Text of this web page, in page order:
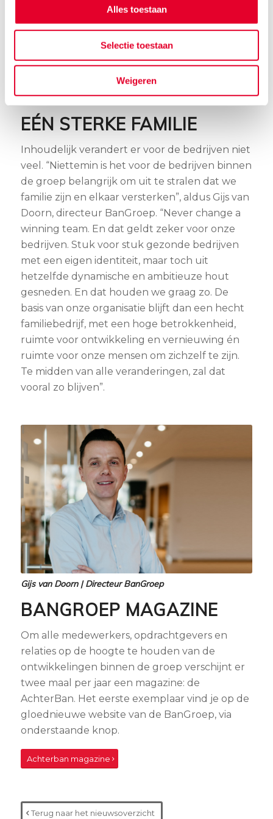
Alles toestaan
Selectie toestaan
Weigeren
projecten en zo kunnen we een groot deel
van de vastgoedketen bedienen.
EÉN STERKE FAMILIE
Inhoudelijk verandert er voor de bedrijven niet
veel. “Niettemin is het voor de bedrijven binnen
de groep belangrijk om uit te stralen dat we
familie zijn en elkaar versterken”, aldus Gijs van
Doorn, directeur BanGroep. “Never change a
winning team. En dat geldt zeker voor onze
bedrijven. Stuk voor stuk gezonde bedrijven
met een eigen identiteit, maar toch uit
hetzelfde dynamische en ambitieuze hout
gesneden. En dat houden we graag zo. De
basis van onze organisatie blijft dan een hecht
familiebedrijf, met een hoge betrokkenheid,
ruimte voor ontwikkeling en vernieuwing én
ruimte voor onze mensen om zichzelf te zijn.
Te midden van alle veranderingen, zal dat
vooral zo blijven”.
Gijs van Doorn | Directeur BanGroep
BANGROEP MAGAZINE
Om alle medewerkers, opdrachtgevers en
relaties op de hoogte te houden van de
ontwikkelingen binnen de groep verschijnt er
twee maal per jaar een magazine: de
AchterBan. Het eerste exemplaar vind je op de
gloednieuwe website van de BanGroep, via
onderstaande knop.
Achterban magazine
Terug naar het nieuwsoverzicht